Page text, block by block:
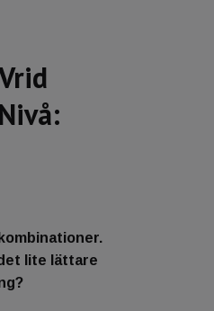
lite lättare